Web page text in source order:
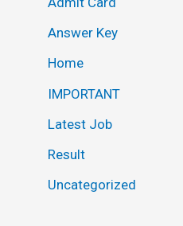
Answer Key
Home
IMPORTANT
Latest Job
Result
Uncategorized